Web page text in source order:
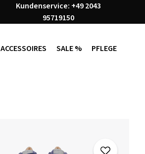
Kundenservice: +49 2043
95719150
ACCESSOIRES SALE % PFLEGE